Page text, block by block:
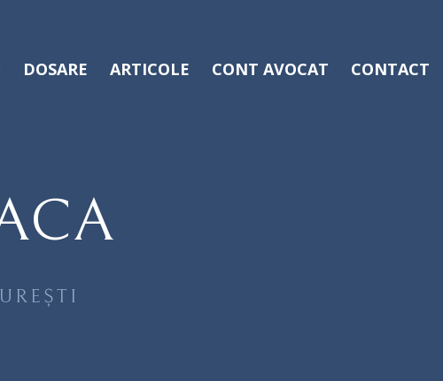
DOSARE ARTICOLE CONT AVOCAT CONTACT